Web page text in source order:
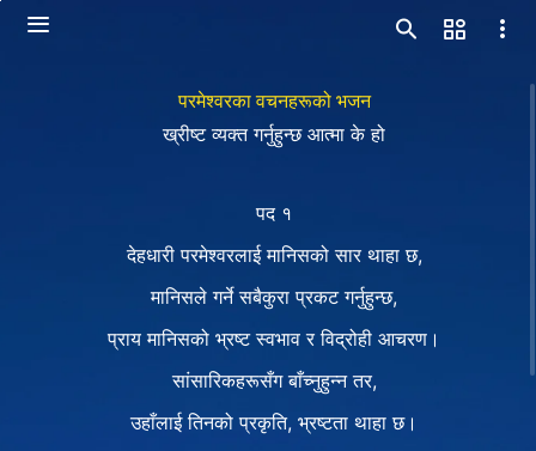
परमेश्‍वरका वचनहरूको भजन
ख्रीष्ट व्यक्त गर्नुहुन्छ आत्मा के हो
पद १
देहधारी परमेश्‍वरलाई मानिसको सार थाहा छ,
मानिसले गर्ने सबैकुरा प्रकट गर्नुहुन्छ,
प्राय मानिसको भ्रष्ट स्वभाव र विद्रोही आचरण।
सांसारिकहरूसँग बाँच्नुहुन्न तर,
उहाँलाई तिनको प्रकृति, भ्रष्टता थाहा छ।